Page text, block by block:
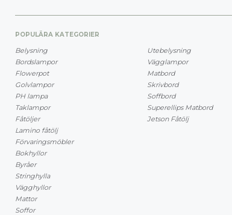
POPULÄRA KATEGORIER
Belysning
Bordslampor
Flowerpot
Golvlampor
PH lampa
Taklampor
Fåtöljer
Lamino fåtölj
Förvaringsmöbler
Bokhyllor
Byråer
Stringhylla
Vägghyllor
Mattor
Soffor
Utebelysning
Vägglampor
Matbord
Skrivbord
Soffbord
Superellips Matbord
Jetson Fåtölj